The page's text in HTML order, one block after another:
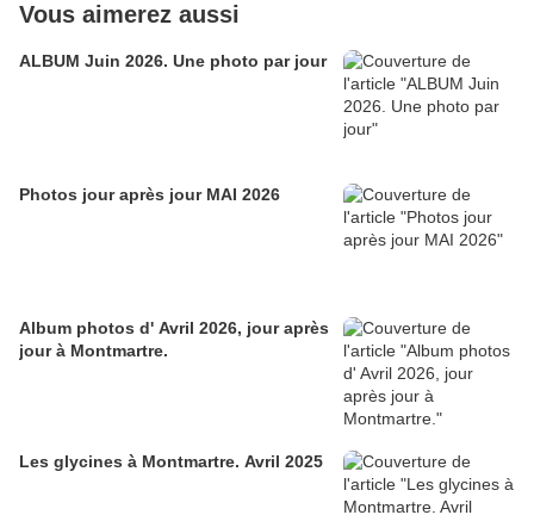
Vous aimerez aussi
ALBUM Juin 2026. Une photo par jour
Photos jour après jour MAI 2026
Album photos d' Avril 2026, jour après
jour à Montmartre.
Les glycines à Montmartre. Avril 2025